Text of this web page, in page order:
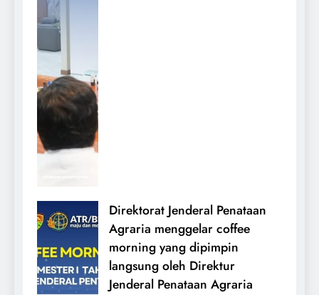
Direktorat Jenderal Penataan
Agraria menggelar coffee
morning yang dipimpin
langsung oleh Direktur
Jenderal Penataan Agraria